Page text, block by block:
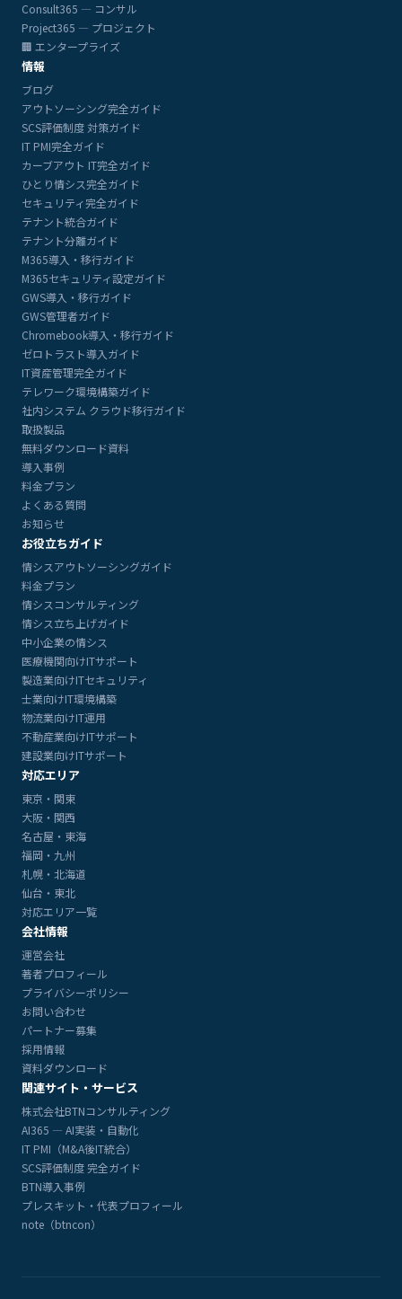
Consult365 — コンサル
Project365 — プロジェクト
🏢 エンタープライズ
情報
ブログ
アウトソーシング完全ガイド
SCS評価制度 対策ガイド
IT PMI完全ガイド
カーブアウト IT完全ガイド
ひとり情シス完全ガイド
セキュリティ完全ガイド
テナント統合ガイド
テナント分離ガイド
M365導入・移行ガイド
M365セキュリティ設定ガイド
GWS導入・移行ガイド
GWS管理者ガイド
Chromebook導入・移行ガイド
ゼロトラスト導入ガイド
IT資産管理完全ガイド
テレワーク環境構築ガイド
社内システム クラウド移行ガイド
取扱製品
無料ダウンロード資料
導入事例
料金プラン
よくある質問
お知らせ
お役立ちガイド
情シスアウトソーシングガイド
料金プラン
情シスコンサルティング
情シス立ち上げガイド
中小企業の情シス
医療機関向けITサポート
製造業向けITセキュリティ
士業向けIT環境構築
物流業向けIT運用
不動産業向けITサポート
建設業向けITサポート
対応エリア
東京・関東
大阪・関西
名古屋・東海
福岡・九州
札幌・北海道
仙台・東北
対応エリア一覧
会社情報
運営会社
著者プロフィール
プライバシーポリシー
お問い合わせ
パートナー募集
採用情報
資料ダウンロード
関連サイト・サービス
株式会社BTNコンサルティング
AI365 — AI実装・自動化
IT PMI（M&A後IT統合）
SCS評価制度 完全ガイド
BTN導入事例
プレスキット・代表プロフィール
note（btncon）